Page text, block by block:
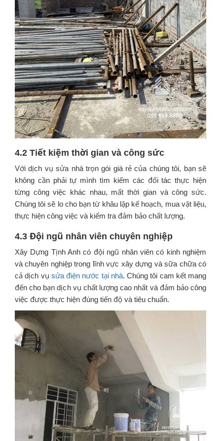
4.2 Tiết kiệm thời gian và công sức
Với dịch vụ sửa nhà trọn gói giá rẻ của chúng tôi, bạn sẽ
không cần phải tự mình tìm kiếm các đối tác thực hiện
từng công việc khác nhau, mất thời gian và công sức.
Chúng tôi sẽ lo cho bạn từ khâu lập kế hoạch, mua vật liệu,
thực hiện công việc và kiểm tra đảm bảo chất lượng.
4.3 Đội ngũ nhân viên chuyên nghiệp
Xây Dựng Tịnh Anh có đội ngũ nhân viên có kinh nghiệm
và chuyên nghiệp trong lĩnh vực xây dựng và sữa chữa có
cả dịch vụ sửa điện nước tại nhà. Chúng tôi cam kết mang
đến cho bạn dịch vụ chất lượng cao nhất và đảm bảo công
việc được thực hiện đúng tiến độ và tiêu chuẩn.